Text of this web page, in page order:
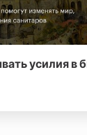
усилия в